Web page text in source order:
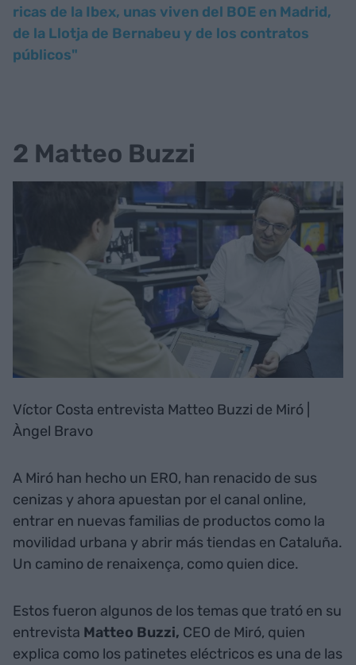
ricas de la Ibex, unas viven del BOE en Madrid,
de la Llotja de Bernabeu y de los contratos
públicos"
2 Matteo Buzzi
Víctor Costa entrevista Matteo Buzzi de Miró |
Àngel Bravo
A Miró han hecho un ERO, han renacido de sus
cenizas y ahora apuestan por el canal online,
entrar en nuevas familias de productos como la
movilidad urbana y abrir más tiendas en Cataluña.
Un camino de renaixença, como quien dice.
Estos fueron algunos de los temas que trató en su
entrevista Matteo Buzzi, CEO de Miró, quien
explica como los patinetes eléctricos es una de las